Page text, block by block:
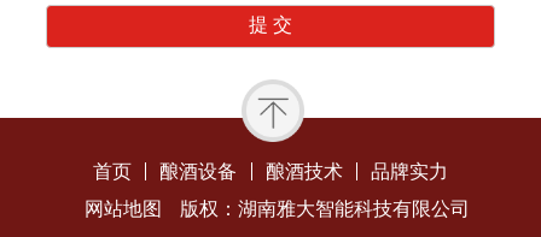
首页 酿酒设备 酿酒技术
品牌实力
网站地图
版权：湖南雅大智能科技有限公司